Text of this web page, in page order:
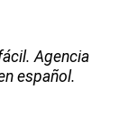
Agencia
español.